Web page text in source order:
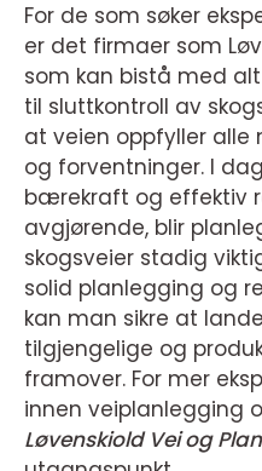
For de som søker
er det firmaer som
som kan bistå med
til sluttkontroll av
at veien oppfyller
og forventninger. I
bærekraft og effektiv
avgjørende, blir
skogsveier stadig
solid planlegging og
kan man sikre at
tilgjengelige og
framover. For mer
innen veiplanlegging
Løvenskiold Vei og Plan